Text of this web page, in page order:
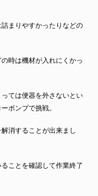
まりやすかったりなどの
時は機材が入れにくかっ
ては便器を外さないとい
ポンプで挑戦。
消することが出来まし
ことを確認して作業終了